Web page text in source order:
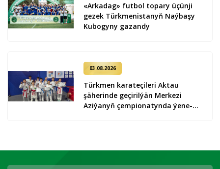
«Arkadag» futbol topary üçünji
gezek Türkmenistanyň Naýbaşy
Kubogyny gazandy
03.08.2026
Türkmen karateçileri Aktau
şäherinde geçirilýän Merkezi
Aziýanyň çempionatynda ýene-de